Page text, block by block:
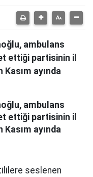
ambulans
ettiği partisinin il
Kasım ayında
ambulans
ettiği partisinin il
Kasım ayında
seslenen